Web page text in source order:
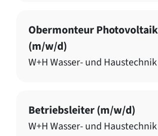
Obermonteur
(m/w/d)
W+H Wasser- und
Betriebsleiter (m/w/d)
W+H Wasser- und